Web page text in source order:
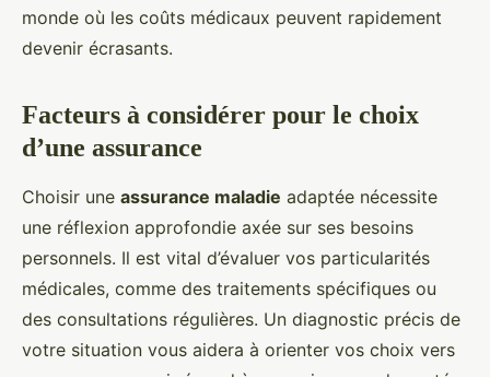
monde où les coûts médicaux peuvent rapidement
devenir écrasants.
Facteurs à considérer pour le choix
d’une assurance
Choisir une assurance maladie adaptée nécessite
une réflexion approfondie axée sur ses besoins
personnels. Il est vital d’évaluer vos particularités
médicales, comme des traitements spécifiques ou
des consultations régulières. Un diagnostic précis de
votre situation vous aidera à orienter vos choix vers